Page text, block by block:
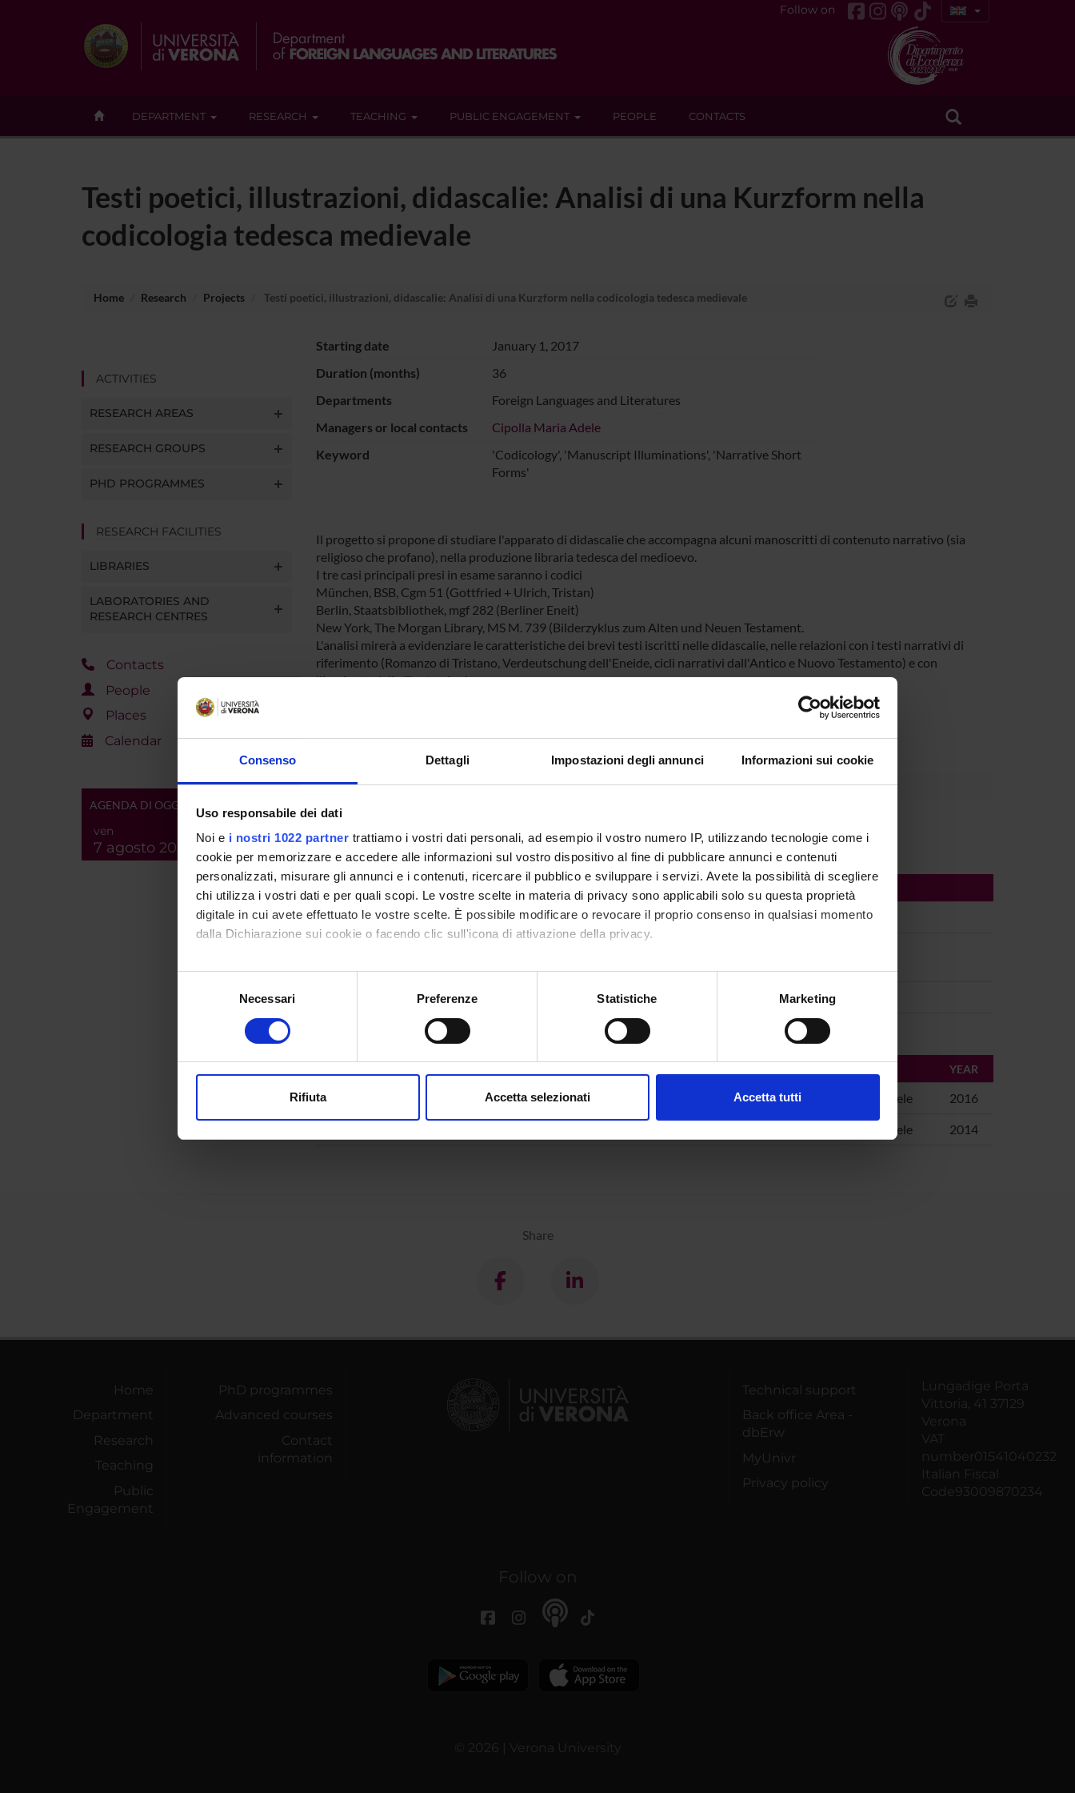
Consenso Dettagli Impostazioni degli annunci Informazioni sui cookie
Uso responsabile dei dati
Noi e i nostri 1022 partner trattiamo i vostri dati personali, ad esempio il vostro numero IP, utilizzando tecnologie come i
cookie per memorizzare e accedere alle informazioni sul vostro dispositivo al fine di pubblicare annunci e contenuti
personalizzati, misurare gli annunci e i contenuti, ricercare il pubblico e sviluppare i servizi. Avete la possibilità di scegliere
chi utilizza i vostri dati e per quali scopi. Le vostre scelte in materia di privacy sono applicabili solo su questa proprietà
digitale in cui avete effettuato le vostre scelte. È possibile modificare o revocare il proprio consenso in qualsiasi momento
dalla Dichiarazione sui cookie o facendo clic sull'icona di attivazione della privacy.
Con il tuo consenso, vorremmo anche:
raccogliere informazioni sulla tua posizione geografica, con un'approssimazione di qualche metro,
digitali).
modificare o ritirare il tuo consenso in qualsiasi momento dalla Dichiarazione sui cookie.
Necessari Preferenze Statistiche Marketing
Rifiuta Accetta selezionati Accetta tutti
Follow on
DEPARTMENT RESEARCH TEACHING PUBLIC ENGAGEMENT PEOPLE CONTACTS
Testi poetici, illustrazioni, didascalie: Analisi di una Kurzform nella
codicologia tedesca medievale
Home Research Projects Testi poetici, illustrazioni, didascalie: Analisi di una Kurzform nella codicologia tedesca medievale
ACTIVITIES
RESEARCH AREAS
RESEARCH GROUPS
PHD PROGRAMMES
RESEARCH FACILITIES
LIBRARIES
LABORATORIES AND
RESEARCH CENTRES
Contacts
People
Places
Calendar
AGENDA DI OGGI
ven
7 agosto 2026
Starting date
January 1, 2017
Duration (months)
36
Departments
Foreign Languages and Literatures
Managers or local contacts
Cipolla Maria Adele
Keyword
'Codicology', 'Manuscript Illuminations', 'Narrative Short
Forms'
Il progetto si propone di studiare l'apparato di didascalie che accompagna alcuni manoscritti di contenuto narrativo (sia
religioso che profano), nella produzione libraria tedesca del medioevo.
I tre casi principali presi in esame saranno i codici
München, BSB, Cgm 51 (Gottfried + Ulrich, Tristan)
Berlin, Staatsbibliothek, mgf 282 (Berliner Eneit)
New York, The Morgan Library, MS M. 739 (Bilderzyklus zum Alten und Neuen Testament.
L'analisi mirerà a evidenziare le caratteristiche dei brevi testi iscritti nelle didascalie, nelle relazioni con i testi narrativi di
riferimento (Romanzo di Tristano, Verdeutschung dell'Eneide, cicli narrativi dall'Antico e Nuovo Testamento) e con
l'impianto delle illustrazioni.
PROJECT PARTICIPANTS
Maria Adele Cipolla
RESEARCH AREAS INVOLVED IN THE PROJECT
Collections: Middle High German
Literature (General): Medieval (to 1500)
YEAR
L’educazione di Tristano: «Omnia que discis non aufert fur neque piscis» Cipolla, Maria Adele 2016
Cipolla, Maria Adele 2014
Share
Home
Department
Research
Teaching
Public
Engagement
PhD programmes
Advanced courses
Contact
information
Technical support
Back office Area -
dbErw
MyUnivr
Privacy policy
Lungadige Porta
Vittoria, 41 37129
Verona
VAT
number01541040232
Italian Fiscal
Code93009870234
Follow on
© 2026 | Verona University